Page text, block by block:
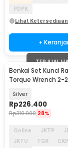
PDPK
Lihat
+
TERJUAL
Benkai Set Kunci
Torque Wrench 2-
Silver
Rp226.400
Rp310.900 28%
Online JKTP
JKTU
TGR CKP